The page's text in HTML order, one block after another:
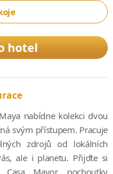
hotel
nabídne kolekci dvou
svým přístupem. Pracuje
zdrojů od lokálních
ale i planetu. Přijďte si
Mayor, pochoutky